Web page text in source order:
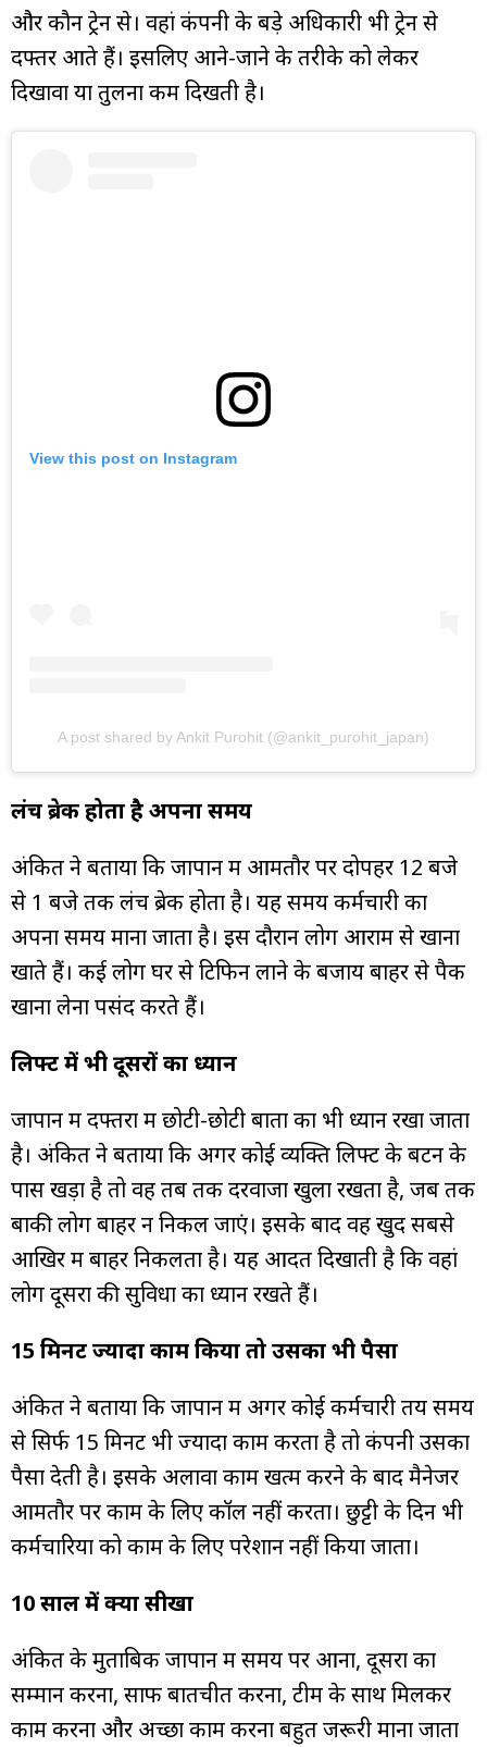
और कौन ट्रेन से। वहां कंपनी के बड़े अधिकारी भी ट्रेन से
दफ्तर आते हैं। इसलिए आने-जाने के तरीके को लेकर
दिखावा या तुलना कम दिखती है।
View this post on Instagram
A post shared by Ankit Purohit (@ankit_purohit_japan)
लंच ब्रेक होता है अपना समय
अंकित ने बताया कि जापान में आमतौर पर दोपहर 12 बजे
से 1 बजे तक लंच ब्रेक होता है। यह समय कर्मचारी का
अपना समय माना जाता है। इस दौरान लोग आराम से खाना
खाते हैं। कई लोग घर से टिफिन लाने के बजाय बाहर से पैक
खाना लेना पसंद करते हैं।
लिफ्ट में भी दूसरों का ध्यान
जापान में दफ्तरों में छोटी-छोटी बातों का भी ध्यान रखा जाता
है। अंकित ने बताया कि अगर कोई व्यक्ति लिफ्ट के बटन के
पास खड़ा है तो वह तब तक दरवाजा खुला रखता है, जब तक
बाकी लोग बाहर न निकल जाएं। इसके बाद वह खुद सबसे
आखिर में बाहर निकलता है। यह आदत दिखाती है कि वहां
लोग दूसरों की सुविधा का ध्यान रखते हैं।
15 मिनट ज्यादा काम किया तो उसका भी पैसा
अंकित ने बताया कि जापान में अगर कोई कर्मचारी तय समय
से सिर्फ 15 मिनट भी ज्यादा काम करता है तो कंपनी उसका
पैसा देती है। इसके अलावा काम खत्म करने के बाद मैनेजर
आमतौर पर काम के लिए कॉल नहीं करता। छुट्टी के दिन भी
कर्मचारियों को काम के लिए परेशान नहीं किया जाता।
10 साल में क्या सीखा
अंकित के मुताबिक जापान में समय पर आना, दूसरों का
सम्मान करना, साफ बातचीत करना, टीम के साथ मिलकर
काम करना और अच्छा काम करना बहुत जरूरी माना जाता